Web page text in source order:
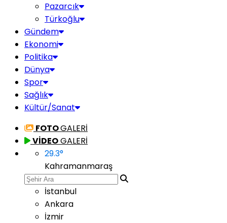
Pazarcık
Türkoğlu
Gündem
Ekonomi
Politika
Dünya
Spor
Sağlık
Kültür/Sanat
FOTOGALERİ
VİDEOGALERİ
29.3°
Kahramanmaraş
İstanbul
Ankara
İzmir